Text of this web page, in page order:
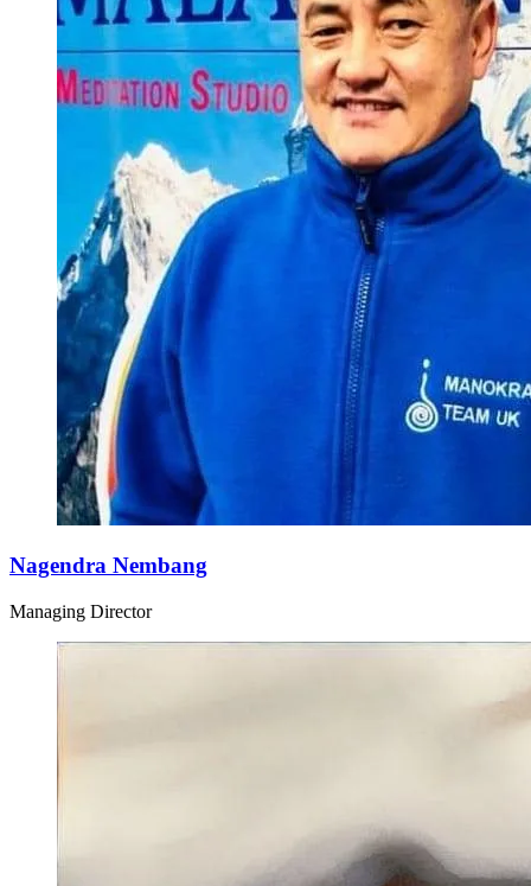
Nagendra Nembang
Managing Director